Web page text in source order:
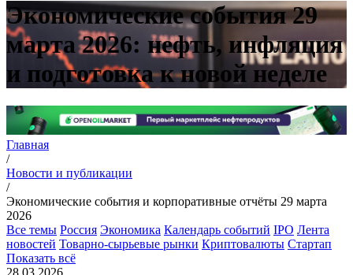
Экономические события 29
марта 2026: нефть, инфляция
и подготовка к новой неделе
Главная
/
Новости и публикации
/
Экономические события и корпоративные отчёты 29 марта
2026
Все темы Россия Экономика Календарь событий IPO Лента
новостей Товарно-сырьевые рынки Криптовалюты Стартап
Показать всё